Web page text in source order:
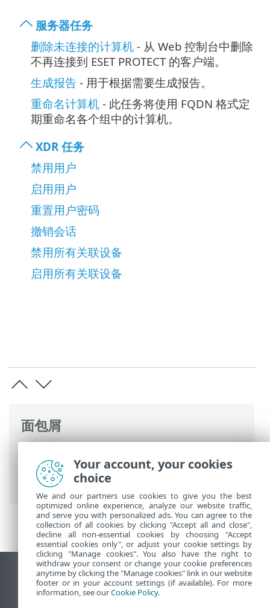
面包屑
ESET PROTECT>ESET PROTECT 主菜单>
任务
服务器任务
删除未连接的计算机 - 从 Web 控制台中删除
不再连接到 ESET PROTECT 的客户端。
生成报告 - 用于根据需要生成报告。
重命名计算机 - 此任务将使用 FQDN 格式定
期重命名各个组中的计算机。
XDR 任务
禁用用户
启用用户
重置用户密码
撤销会话
禁用所有关联设备
启用所有关联设备
查看桌面站点
End of Life
Your account, your cookies
choice
We and our partners use cookies to give you the best
optimized online experience, analyze our website traffic,
and serve you with personalized ads. You can agree to the
collection of all cookies by clicking "Accept all and close",
decline all non-essential cookies by choosing "Accept
essential cookies only", or adjust your cookie settings by
clicking "Manage cookies". You also have the right to
withdraw your consent or change your cookie preferences
anytime by clicking the "Manage cookies" link in our website
footer or in your account settings (if available). For more
information, see ourCookie Policy.